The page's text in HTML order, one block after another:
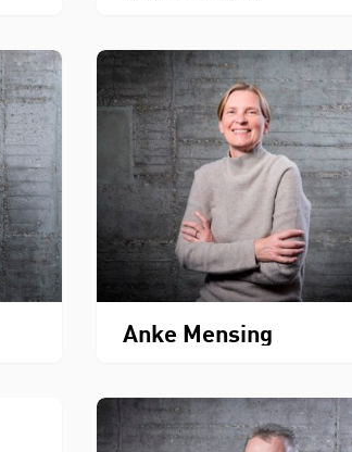
Anke Mensing